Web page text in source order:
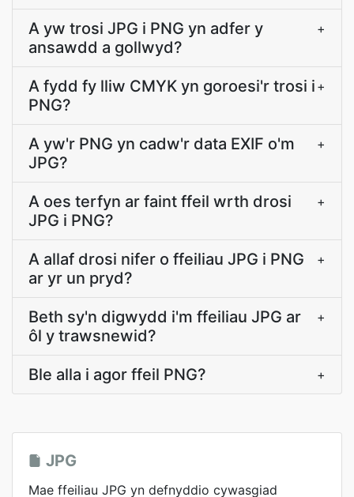
A yw trosi JPG i PNG yn adfer y
ansawdd a gollwyd?
+
A fydd fy lliw CMYK yn goroesi'r trosi i
PNG?
+
A yw'r PNG yn cadw'r data EXIF o'm
JPG?
+
A oes terfyn ar faint ffeil wrth drosi
JPG i PNG?
+
A allaf drosi nifer o ffeiliau JPG i PNG
ar yr un pryd?
+
Beth sy'n digwydd i'm ffeiliau JPG ar
ôl y trawsnewid?
+
Ble alla i agor ffeil PNG? +
JPG
Mae ffeiliau JPG yn defnyddio cywasgiad